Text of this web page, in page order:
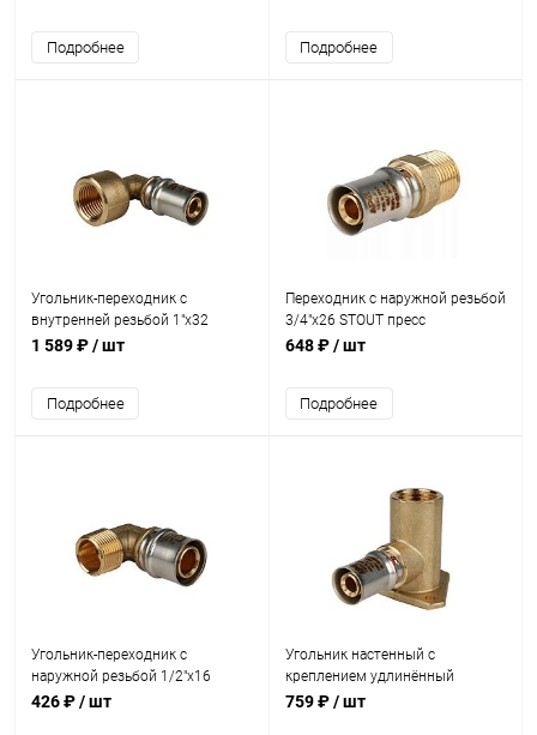
Подробнее Подробнее
Угольник-переходник с
внутренней резьбой 1"х32
STOUT пресс
1 589 ₽/ шт
Подробнее
Переходник с наружной резьбой
3/4"х26 STOUT пресс
648 ₽/ шт
Подробнее
Угольник-переходник с
наружной резьбой 1/2"х16
STOUT пресс
426 ₽/ шт
Угольник настенный с
креплением удлинённый
1/2"х16 STOUT пресс
759 ₽/ шт